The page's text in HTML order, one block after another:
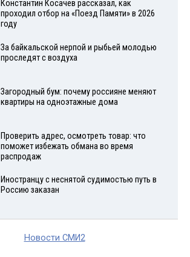
Константин Косачев рассказал, как
проходил отбор на «Поезд Памяти» в 2026
году
За байкальской нерпой и рыбьей молодью
проследят с воздуха
Загородный бум: почему россияне меняют
квартиры на одноэтажные дома
Проверить адрес, осмотреть товар: что
поможет избежать обмана во время
распродаж
Иностранцу с неснятой судимостью путь в
Россию заказан
Новости СМИ2